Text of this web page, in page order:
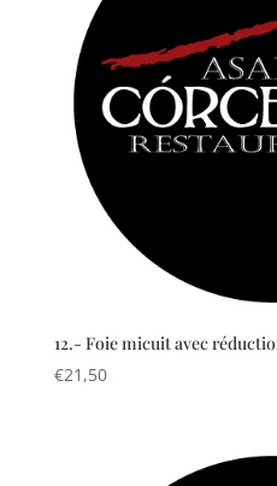
12.- Foie micuit avec
€21,50